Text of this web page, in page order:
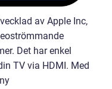
av Apple Inc,
Det har enkel
TV via HDMI. Med